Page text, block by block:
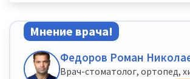
Мнение врача!
Федоров Роман
Врач-стоматолог, ортопед,